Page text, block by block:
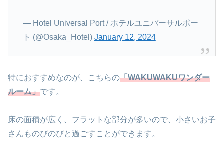
— Hotel Universal Port / ホテルユニバーサルポー
ト (@Osaka_Hotel) January 12, 2024
特におすすめなのが、こちらの「WAKUWAKUワンダー
ルーム」です。
床の面積が広く、フラットな部分が多いので、小さいお子
さんものびのびと過ごすことができます。